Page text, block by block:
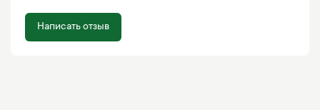
Написать отзыв